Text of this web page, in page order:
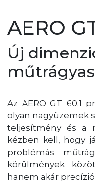
AERO
Új
Az AERO GT 60.1
olyan nagyüzemek
teljesítmény és a
kézben kell, hogy
problémás
körülmények
hanem akár